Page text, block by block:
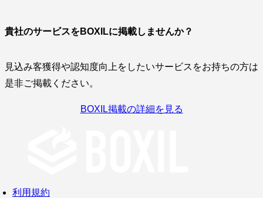
貴社のサービスをBOXILに掲載しませんか？
見込み客獲得や認知度向上をしたいサービスをお持ちの方は
是非ご掲載ください。
BOXIL掲載の詳細を見る
利用規約